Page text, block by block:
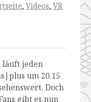
,Videos,VR
läuft jeden
um 20.15
Doch
gibt es nun